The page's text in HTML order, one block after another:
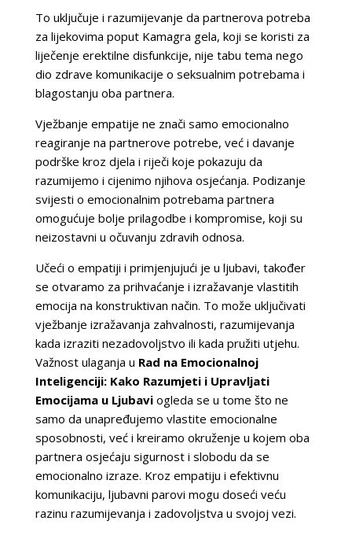
To uključuje i razumijevanje da partnerova potreba
za lijekovima poput Kamagra gela, koji se koristi za
liječenje erektilne disfunkcije, nije tabu tema nego
dio zdrave komunikacije o seksualnim potrebama i
blagostanju oba partnera.
Vježbanje empatije ne znači samo emocionalno
reagiranje na partnerove potrebe, već i davanje
podrške kroz djela i riječi koje pokazuju da
razumijemo i cijenimo njihova osjećanja. Podizanje
svijesti o emocionalnim potrebama partnera
omogućuje bolje prilagodbe i kompromise, koji su
neizostavni u očuvanju zdravih odnosa.
Učeći o empatiji i primjenjujući je u ljubavi, također
se otvaramo za prihvaćanje i izražavanje vlastitih
emocija na konstruktivan način. To može uključivati
vježbanje izražavanja zahvalnosti, razumijevanja
kada izraziti nezadovoljstvo ili kada pružiti utjehu.
Važnost ulaganja u Rad na Emocionalnoj
Inteligenciji: Kako Razumjeti i Upravljati
Emocijama u Ljubaviogleda se u tome što ne
samo da unapređujemo vlastite emocionalne
sposobnosti, već i kreiramo okruženje u kojem oba
partnera osjećaju sigurnost i slobodu da se
emocionalno izraze. Kroz empatiju i efektivnu
komunikaciju, ljubavni parovi mogu doseći veću
razinu razumijevanja i zadovoljstva u svojoj vezi.